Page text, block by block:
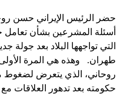
حضر الرئيس الإيراني حسن
أسئلة المشرعين بشأن تعامل
التي تواجهها البلاد بعد جولة
طهران. وهذه هي المرة الأولى
روحاني، الذي يتعرض لضغوط
حكومته بعد تدهور العلاقات مع